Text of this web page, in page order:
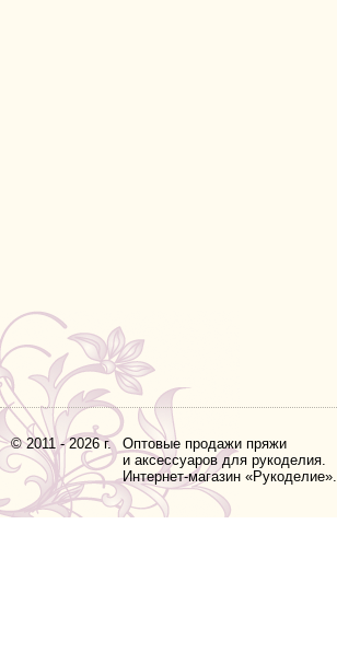
© 2011 - 2026 г.
Оптовые продажи пряжи
и аксессуаров для рукоделия.
Интернет-магазин «Рукоделие».